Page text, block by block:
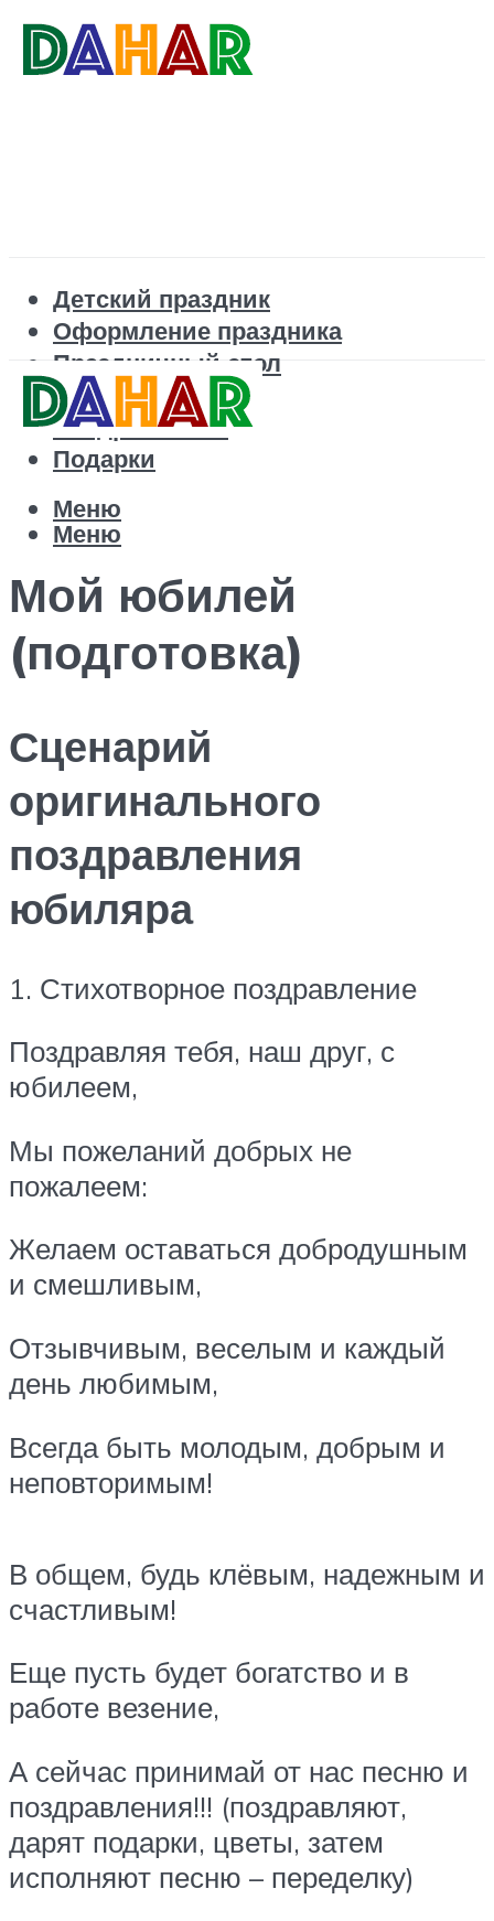
Детский праздник
Оформление праздника
Праздничный стол
Корпоратив
Поздравления
Подарки
Меню
Меню
Мой юбилей
(подготовка)
Сценарий
оригинального
поздравления
юбиляра
1. Стихотворное поздравление
Поздравляя тебя, наш друг, с
юбилеем,
Мы пожеланий добрых не
пожалеем:
Желаем оставаться добродушным
и смешливым,
Отзывчивым, веселым и каждый
день любимым,
Всегда быть молодым, добрым и
неповторимым!
В общем, будь клёвым, надежным и
счастливым!
Еще пусть будет богатство и в
работе везение,
А сейчас принимай от нас песню и
поздравления!!! (поздравляют,
дарят подарки, цветы, затем
исполняют песню – переделку)